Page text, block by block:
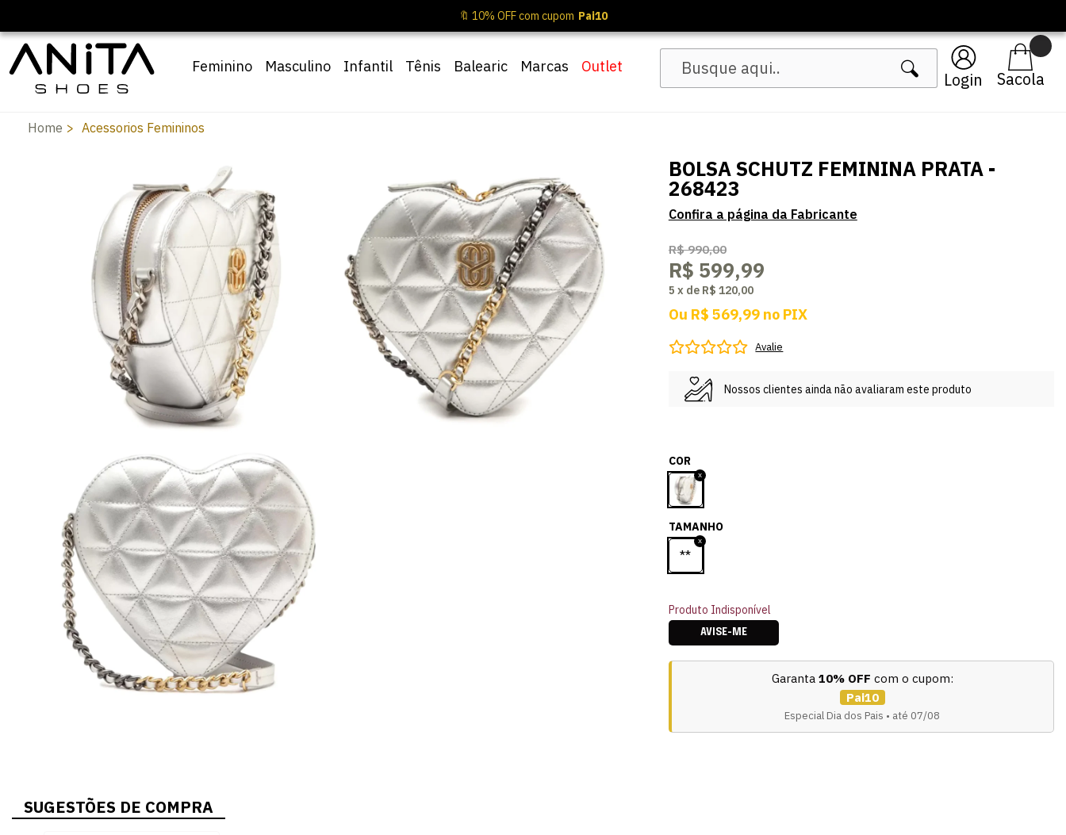
Login
Feminino Masculino Infantil Tênis Balearic Marcas Outlet
🔖 10% OFF com cupom Pai10
Home Acessorios Femininos
BOLSA SCHUTZ FEMININA PRATA -
268423
R$ 990,00
R$ 599,99
5 x de R$ 120,00
Ou R$ 569,99 no PIX
Avalie
Nossos clientes ainda não avaliaram este produto
COR
TAMANHO
**
Produto Indisponível
AVISE-ME
Garanta 10% OFF com o cupom:
Pai10
Especial Dia dos Pais • até 07/08
SUGESTÕES DE COMPRA